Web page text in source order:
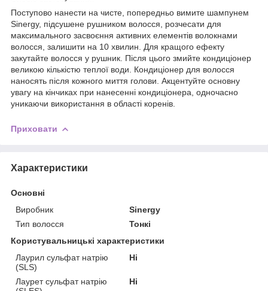
Поступово нанести на чисте, попередньо вимите шампунем
Sinergy, підсушене рушником волосся, розчесати для
максимального засвоєння активних елементів волокнами
волосся, залишити на 10 хвилин. Для кращого ефекту
закутайте волосся у рушник. Після цього змийте кондиціонер
великою кількістю теплої води. Кондиціонер для волосся
наносять після кожного миття голови. Акцентуйте основну
увагу на кінчиках при нанесенні кондиціонера, одночасно
уникаючи використання в області коренів.
Приховати
Характеристики
Основні
Виробник
Sinergy
Тип волосся
Тонкі
Користувальницькі характеристики
Лаурил сульфат натрію
(SLS)
Ні
Лаурет сульфат натрію
Ні